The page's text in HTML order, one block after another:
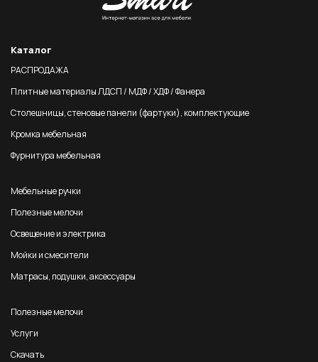
Каталог
РАСПРОДАЖА
Плитные материалы ЛДСП / МДФ / ХДФ / Фанера
Столешницы, стеновые панели (фартуки), комплектующие
Кромка мебельная
Фурнитура мебельная
Мебельные ручки
Полезные мелочи
Освещение и электрика
Мойки и смесители
Матрасы, подушки, аксессуары
Полезные мелочи
Услуги
Скачать